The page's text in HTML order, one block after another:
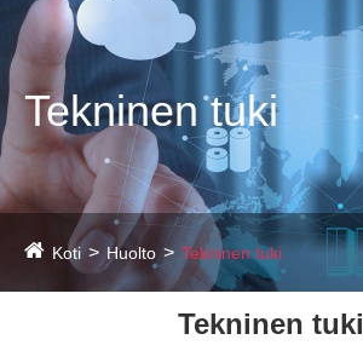
Tekninen tuki
Koti Huolto Tekninen tuki
Tekninen tuki